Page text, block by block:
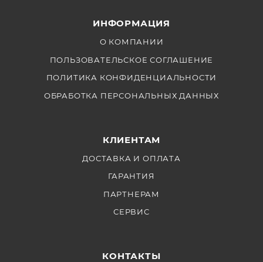
ИНФОРМАЦИЯ
О КОМПАНИИ
ПОЛЬЗОВАТЕЛЬСКОЕ СОГЛАШЕНИЕ
ПОЛИТИКА КОНФИДЕНЦИАЛЬНОСТИ
ОБРАБОТКА ПЕРСОНАЛЬНЫХ ДАННЫХ
КЛИЕНТАМ
ДОСТАВКА И ОПЛАТА
ГАРАНТИЯ
ПАРТНЕРАМ
СЕРВИС
КОНТАКТЫ